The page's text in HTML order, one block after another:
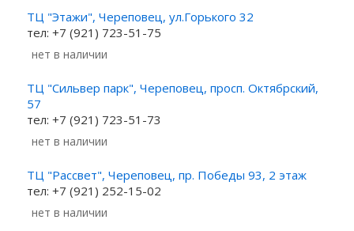
ТЦ "Этажи", Череповец, ул.Горького 32
тел: +7 (921) 723-51-75
Нет в наличии
ТЦ "Сильвер парк", Череповец, просп. Октябрский,
57
тел: +7 (921) 723-51-73
Нет в наличии
ТЦ "Рассвет", Череповец, пр. Победы 93, 2 этаж
тел: +7 (921) 252-15-02
Нет в наличии